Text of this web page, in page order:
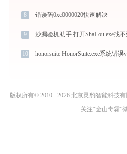
8 错误码0xc0000020快速解决
9
10
版权所有© 2010 - 2026 北京灵豹智能科技有
关注“金山毒霸”